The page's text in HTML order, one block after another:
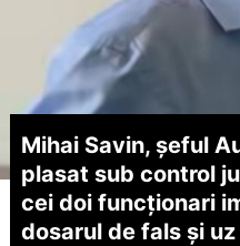
Mihai Savin, șeful
plasat sub control
cei doi funcționari
dosarul de fals şi